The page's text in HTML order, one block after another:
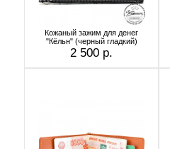
Кожаный зажим для денег
"Кёльн" (черный гладкий)
2 500 р.